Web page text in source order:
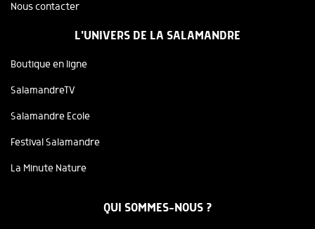
Nous contacter
L'UNIVERS DE LA SALAMANDRE
Boutique en ligne
SalamandreTV
Salamandre Ecole
Festival Salamandre
La Minute Nature
QUI SOMMES-NOUS ?